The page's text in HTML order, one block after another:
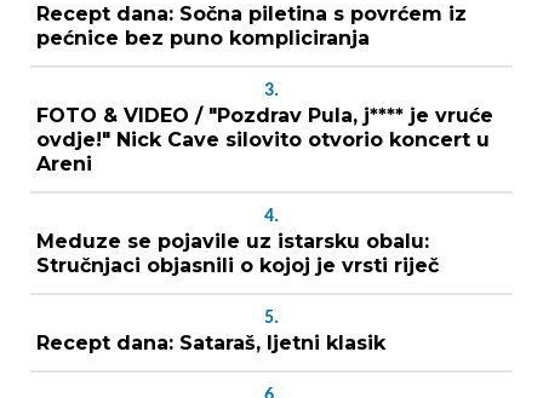
Recept dana: Sočna piletina s povrćem iz
pećnice bez puno kompliciranja
3.
FOTO & VIDEO / "Pozdrav Pula, j**** je vruće
ovdje!" Nick Cave silovito otvorio koncert u
Areni
4.
Meduze se pojavile uz istarsku obalu:
Stručnjaci objasnili o kojoj je vrsti riječ
5.
Recept dana: Sataraš, ljetni klasik